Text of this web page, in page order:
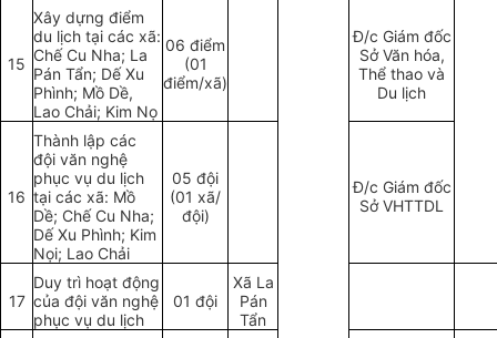
15
Xây dựng điểm
du lịch tại các xã:
Chế Cu Nha; La
Pán Tẩn; Dế Xu
Phình; Mồ Dề,
Lao Chải; Kim Nọ
06 điểm
(01
điểm/xã)
Đ/c Giám đốc
Sở Văn hóa,
Thể thao và
Du lịch
16
Thành lập các
đội văn nghệ
phục vụ du lịch
tại các xã: Mồ
Dề; Chế Cu Nha;
DếXu Phình; Kim
Nọi; Lao Chải
05 đội
(01 xã/
đội)
Đ/c Giám đốc
Sở VHTTDL
17
Duy trì hoạt động
của đội văn nghệ
phục vụ du lịch
01 đội
Xã La
Pán
Tẩn